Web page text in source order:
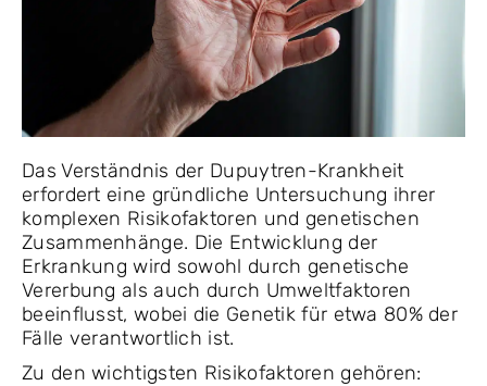
Das Verständnis der Dupuytren-Krankheit
erfordert eine gründliche Untersuchung ihrer
komplexen Risikofaktoren und genetischen
Zusammenhänge. Die Entwicklung der
Erkrankung wird sowohl durch genetische
Vererbung als auch durch Umweltfaktoren
beeinflusst, wobei die Genetik für etwa 80% der
Fälle verantwortlich ist.
Zu den wichtigsten Risikofaktoren gehören: